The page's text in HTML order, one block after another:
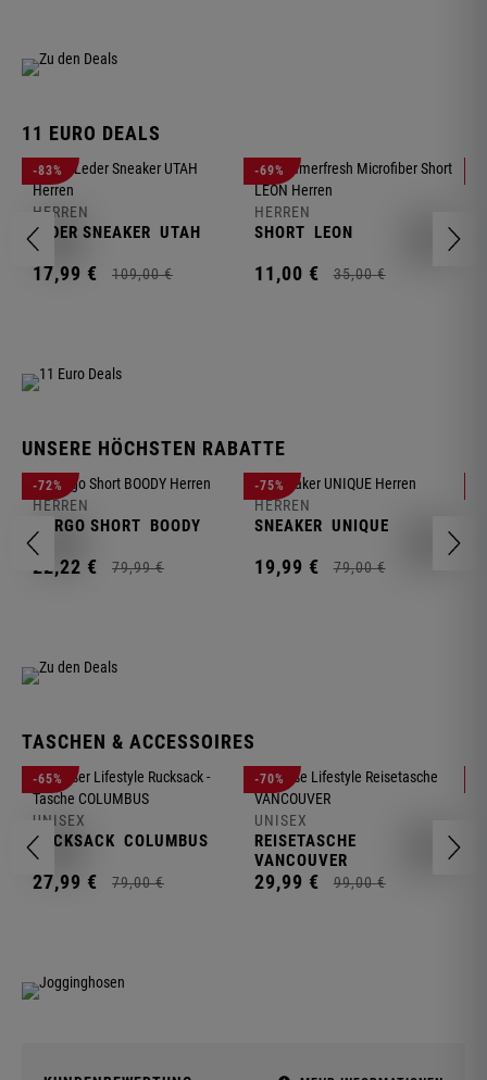
11 EURO DEALS
-83%
HERREN
LEDER SNEAKER UTAH
17,99 € 109,00 €
-69%
HERREN
SHORT LEON
11,00 € 35,00 €
UNSERE HÖCHSTEN RABATTE
-72%
HERREN
CARGO SHORT BOODY
22,22 € 79,99 €
-75%
HERREN
SNEAKER UNIQUE
19,99 € 79,00 €
TASCHEN & ACCESSOIRES
-65%
UNISEX
RUCKSACK COLUMBUS
27,99 € 79,00 €
-70%
UNISEX
REISETASCHE
VANCOUVER
29,99 € 99,00 €